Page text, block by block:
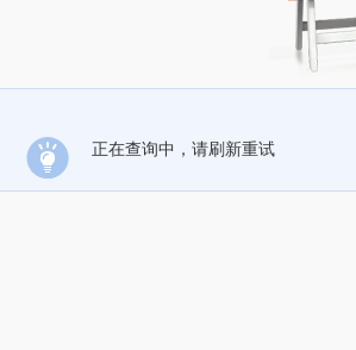
正在查询中，请刷新重试